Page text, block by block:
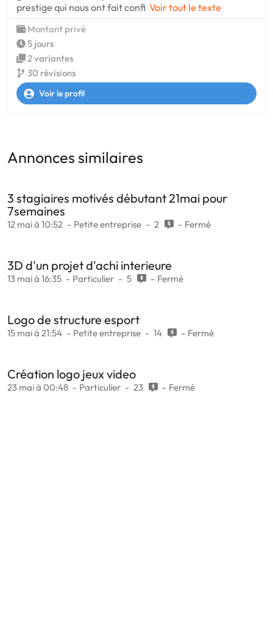
prestige qui nous ont fait confi Voir tout le texte
Montant privé
5 jours
2 variantes
30 révisions
Voir le profil
Annonces similaires
3 stagiaires motivés débutant 21mai pour
7semaines
12 mai à 10:52 Petite entreprise 2 Fermé
3D d'un projet d'achi interieure
13 mai à 16:35 Particulier 5 Fermé
Logo de structure esport
15 mai à 21:54 Petite entreprise 14 Fermé
Création logo jeux video
23 mai à 00:48 Particulier 23 Fermé